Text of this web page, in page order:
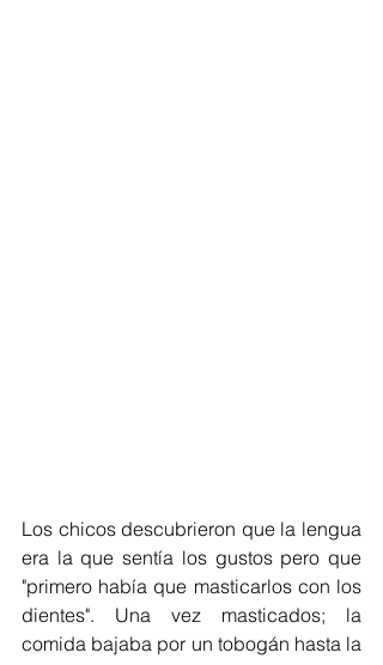
Los chicos descubrieron que la lengua
era la que sentía los gustos pero que
"primero había que masticarlos con los
dientes". Una vez masticados; la
comida bajaba por un tobogán hasta la